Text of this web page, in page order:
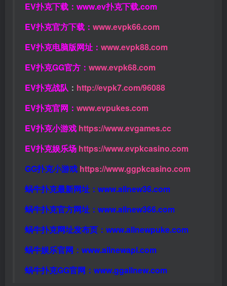
EV扑克下载： www.ev扑克下载.com
EV扑克官方下载： www.evpk66.com
EV扑克电脑版网址： www.evpk88.com
EV扑克GG官方： www.evpk68.com
EV扑克战队 ： http://evpk7.com/96088
EV扑克官网： www.evpukes.com
EV扑克小游戏 https://www.evgames.cc
EV扑克娱乐场 https://www.evpkcasino.com
GG扑克小游戏 https://www.ggpkcasino.com
蜗牛扑克最新网址： www.allnew36.com
蜗牛扑克官方网址： www.allnew366.com
蜗牛扑克网址发布页： www.allnewpuke.com
蜗牛娱乐官网： www.allnewapl.com
蜗牛扑克GG官网： www.ggallnew.com